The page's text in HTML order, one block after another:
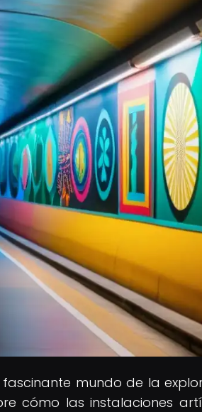
fascinante mundo de la
cómo las instalaciones